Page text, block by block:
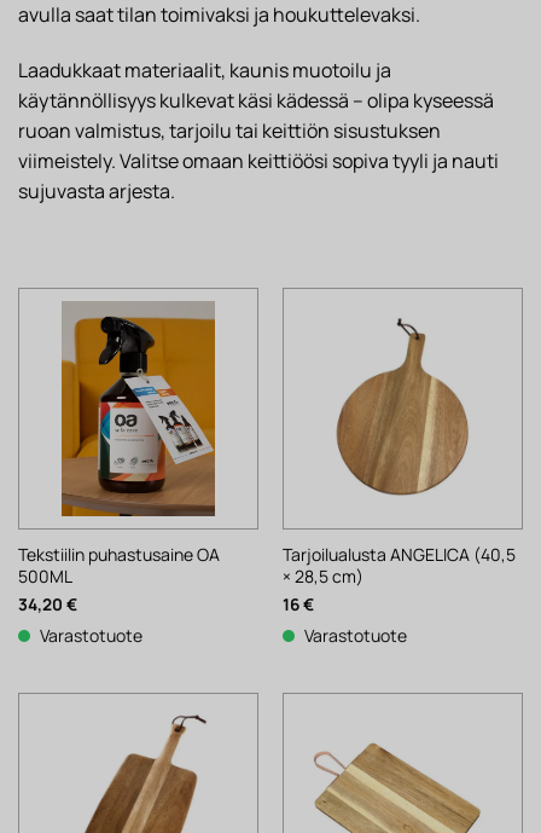
avulla saat tilan toimivaksi ja houkuttelevaksi.
Laadukkaat materiaalit, kaunis muotoilu ja
käytännöllisyys kulkevat käsi kädessä – olipa kyseessä
ruoan valmistus, tarjoilu tai keittiön sisustuksen
viimeistely. Valitse omaan keittiöösi sopiva tyyli ja nauti
sujuvasta arjesta.
Tekstiilin puhastusaine OA
500ML
34,20 €
Varastotuote
Tarjoilualusta ANGELICA (40,5
× 28,5 cm)
16€
Varastotuote